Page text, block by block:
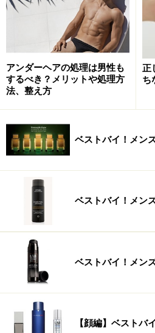
アンダーヘアの処理は男性も
するべき？メリットや処理方
法、整え方
正
ち
ベストバイ！メン
ベストバイ！メン
ベストバイ！メン
【顔編】ベストバ